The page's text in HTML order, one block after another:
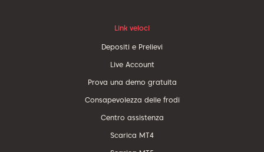
Link veloci
Depositi e Prelievi
Live Account
Prova una demo gratuita
Consapevolezza delle frodi
Centro assistenza
Scarica MT4